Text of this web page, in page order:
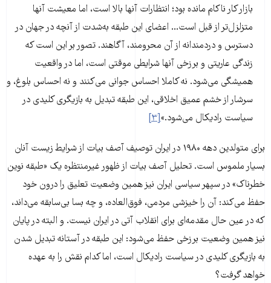
بازار کار ناکام مانده بود؛ انتظارات آنها بالا است، اما معیشت آنها
متزلزل‌تر از قبل است... اعضای این طبقه به‌شدت از آنچه در جهان در
دسترس و دردمندانه از آن محرومند، آگاهند. تصور بر این است که
زندگی عاریتی و برزخی آنها شرایطی موقتی‌ است، اما در واقعیت
همیشگی می‌شود. نه کاملا احساس جوانی می‌کنند و نه احساس بلوغ، و
سرشار از خشم عمیق اخلاقی، این طبقه تبدیل به بازیگری کلیدی در
سیاست رادیکال می‌شود.»[۳]
برای متولدین دهه ۱۹۸۰ در ایران توصیف آصف بیات از شرایط زیست آنان
بسیار ملموس است. تحلیل آصف بیات از ظهور غیرمنتظره یک «طبقه نوین
خطرناک» در سپهر سیاسی ایران نیز همین وضعیت تعلیق را درون خود
حفظ می‌کند: آن را خیزشی مردمی، فوق‌العاده، و چه بسا بی‌سابقه می‌داند،
که در عین حال مقدمه‌ای برای انقلاب آتی در ایران نیست. و البته در پایان
نیز همین وضعیت برزخی حفظ می‌شود: این طبقه در آستانه تبدیل شدن
به بازیگری کلیدی در سیاست رادیکال است، اما کدام نقش را به عهده
خواهد گرفت؟